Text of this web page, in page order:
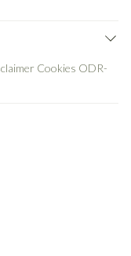
Cookies ODR-